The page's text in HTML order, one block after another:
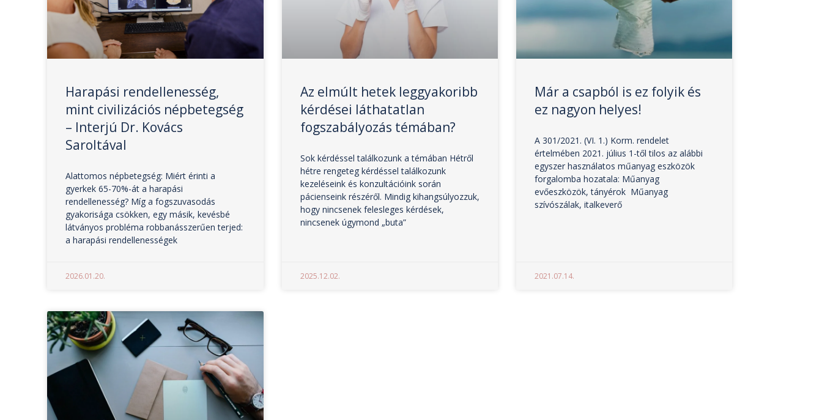
Harapási rendellenesség,
mint civilizációs népbetegség
– Interjú Dr. Kovács
Saroltával
Alattomos népbetegség: Miért érinti a
gyerkek 65-70%-át a harapási
rendellenesség? Míg a fogszuvasodás
gyakorisága csökken, egy másik, kevésbé
látványos probléma robbanásszerűen terjed:
a harapási rendellenességek
2026.01.20.
Az elmúlt hetek leggyakoribb
kérdései láthatatlan
fogszabályozás témában?
Sok kérdéssel találkozunk a témában Hétről
hétre rengeteg kérdéssel találkozunk
kezeléseink és konzultációink során
pácienseink részéről. Mindig kihangsúlyozzuk,
hogy nincsenek felesleges kérdések,
nincsenek úgymond „buta”
2025.12.02.
Már a csapból is ez folyik és
ez nagyon helyes!
A 301/2021. (VI. 1.) Korm. rendelet
értelmében 2021. július 1-től tilos az alábbi
egyszer használatos műanyag eszközök
forgalomba hozatala: Műanyag
evőeszközök, tányérok Műanyag
szívószálak, italkeverő
2021.07.14.